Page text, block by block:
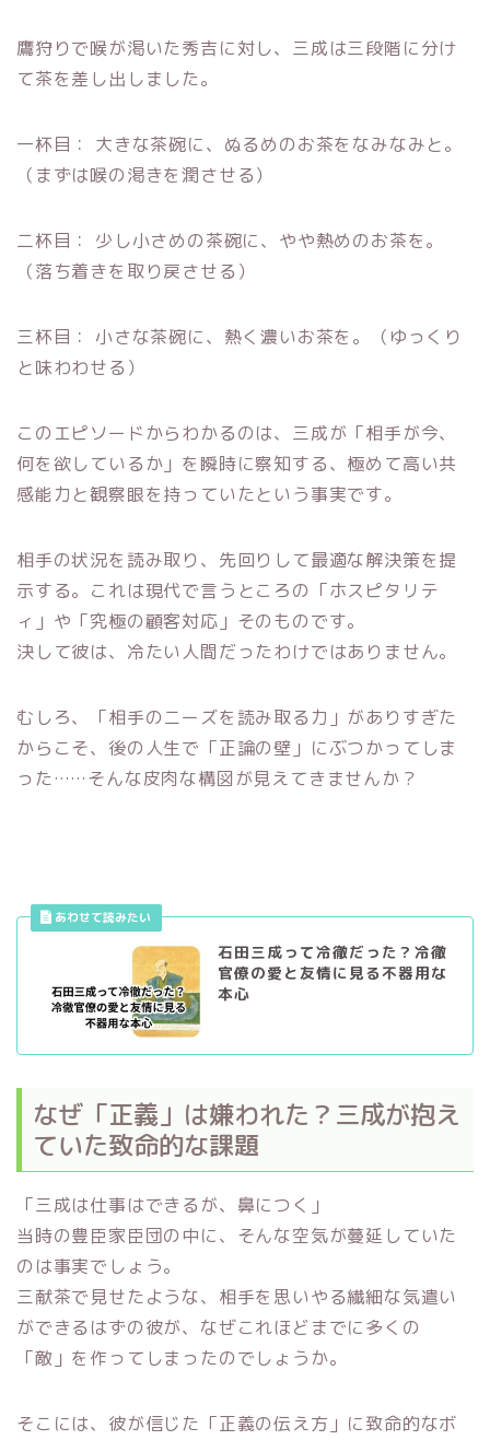
鷹狩りで喉が渇いた秀吉に対し、三成は三段階に分け
て茶を差し出しました。
一杯目： 大きな茶碗に、ぬるめのお茶をなみなみと。
（まずは喉の渇きを潤させる）
二杯目： 少し小さめの茶碗に、やや熱めのお茶を。
（落ち着きを取り戻させる）
三杯目： 小さな茶碗に、熱く濃いお茶を。（ゆっくり
と味わわせる）
このエピソードからわかるのは、三成が「相手が今、
何を欲しているか」を瞬時に察知する、極めて高い共
感能力と観察眼を持っていたという事実です。
相手の状況を読み取り、先回りして最適な解決策を提
示する。これは現代で言うところの「ホスピタリテ
ィ」や「究極の顧客対応」そのものです。
決して彼は、冷たい人間だったわけではありません。
むしろ、「相手のニーズを読み取る力」がありすぎた
からこそ、後の人生で「正論の壁」にぶつかってしま
った……そんな皮肉な構図が見えてきませんか？
石田三成って冷徹だった？冷徹
官僚の愛と友情に見る不器用な
本心
なぜ「正義」は嫌われた？三成が抱え
ていた致命的な課題
「三成は仕事はできるが、鼻につく」
当時の豊臣家臣団の中に、そんな空気が蔓延していた
のは事実でしょう。
三献茶で見せたような、相手を思いやる繊細な気遣い
ができるはずの彼が、なぜこれほどまでに多くの
「敵」を作ってしまったのでしょうか。
そこには、彼が信じた「正義の伝え方」に致命的なボ